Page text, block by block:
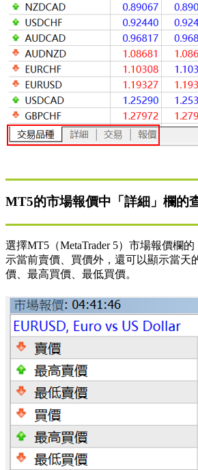
MT5的市場報價中「詳細」欄的
選擇MT5（MetaTrader 5）市場報價欄
示當前賣價、買價外，還可以顯示當天
價、最高買價、最低買價。